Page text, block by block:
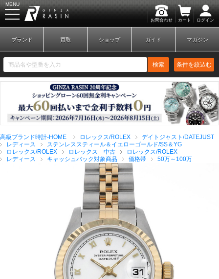
お問合わせ カート ログイン
MENU
新規会員登録 ログイン
ブランドから探す
全てのブランドを見
ロレックス
フィリップ
ブランド 買取 ショップ ガイド マガジン
検索 条件を絞込む
高級ブランド時計-HOME ロレックス/ROLEX
デイトジャスト/DATEJUST
レディース
ステンレススティール＆イエローゴールド/SS＆YG
ロレックス/ROLEX
ロレックス 中古
ロレックス/ROLEX
レディース
キャッシュバック対象商品 価格帯 50万～100万